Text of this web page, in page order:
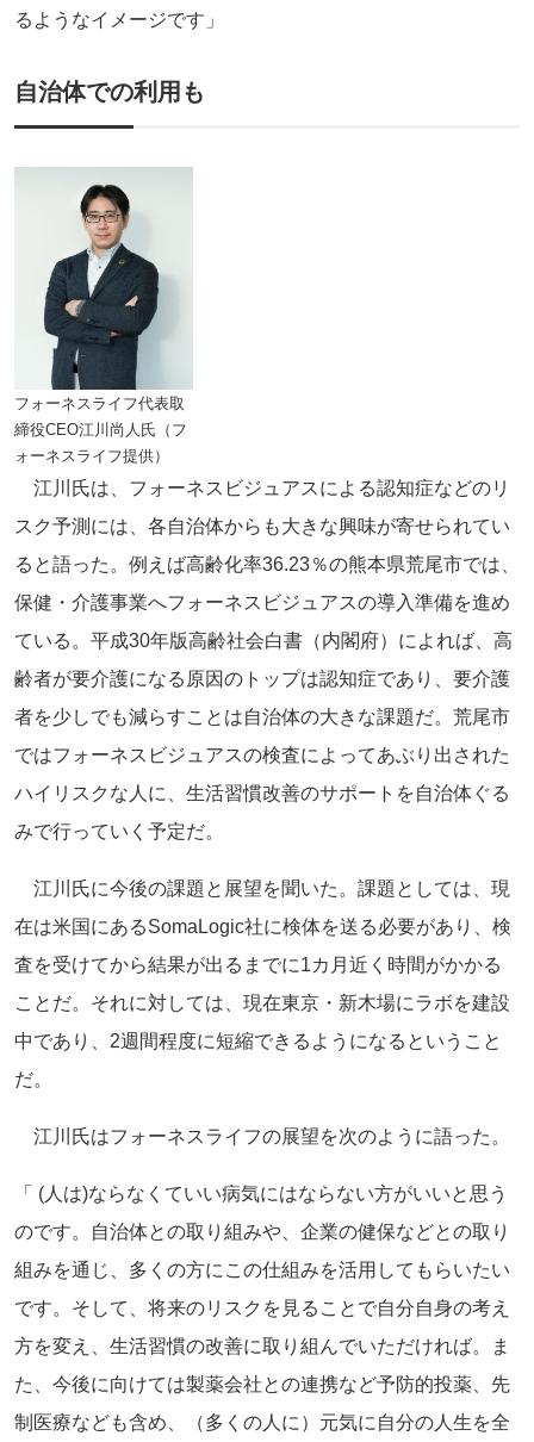
るようなイメージです」
自治体での利用も
フォーネスライフ代表取
締役CEO江川尚人氏（フ
ォーネスライフ提供）
江川氏は、フォーネスビジュアスによる認知症などのリ
スク予測には、各自治体からも大きな興味が寄せられてい
ると語った。例えば高齢化率36.23％の熊本県荒尾市では、
保健・介護事業へフォーネスビジュアスの導入準備を進め
ている。平成30年版高齢社会白書（内閣府）によれば、高
齢者が要介護になる原因のトップは認知症であり、要介護
者を少しでも減らすことは自治体の大きな課題だ。荒尾市
ではフォーネスビジュアスの検査によってあぶり出された
ハイリスクな人に、生活習慣改善のサポートを自治体ぐる
みで行っていく予定だ。
江川氏に今後の課題と展望を聞いた。課題としては、現
在は米国にあるSomaLogic社に検体を送る必要があり、検
査を受けてから結果が出るまでに1カ月近く時間がかかる
ことだ。それに対しては、現在東京・新木場にラボを建設
中であり、2週間程度に短縮できるようになるということ
だ。
江川氏はフォーネスライフの展望を次のように語った。
「 (人は)ならなくていい病気にはならない方がいいと思う
のです。自治体との取り組みや、企業の健保などとの取り
組みを通じ、多くの方にこの仕組みを活用してもらいたい
です。そして、将来のリスクを見ることで自分自身の考え
方を変え、生活習慣の改善に取り組んでいただければ。ま
た、今後に向けては製薬会社との連携など予防的投薬、先
制医療なども含め、（多くの人に）元気に自分の人生を全